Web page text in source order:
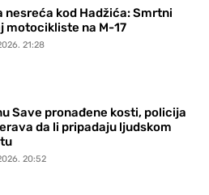
nesreća kod Hadžića: Smrtni
motocikliste na M-17
21:28
Save pronađene kosti, policija
da li pripadaju ljudskom
20:52